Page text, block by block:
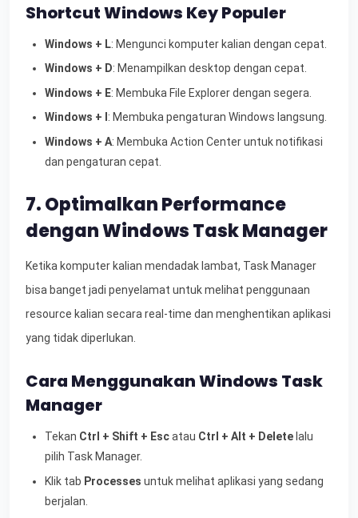
Shortcut Windows Key Populer
Windows + L: Mengunci komputer kalian dengan cepat.
Windows + D: Menampilkan desktop dengan cepat.
Windows + E: Membuka File Explorer dengan segera.
Windows + I : Membuka pengaturan Windows langsung.
Windows + A: Membuka Action Center untuk notifikasi
dan pengaturan cepat.
7. Optimalkan Performance
dengan Windows Task Manager
Ketika komputer kalian mendadak lambat, Task Manager
bisa banget jadi penyelamat untuk melihat penggunaan
resource kalian secara real-time dan menghentikan aplikasi
yang tidak diperlukan.
Cara Menggunakan Windows Task
Manager
Tekan Ctrl + Shift + Escatau Ctrl + Alt + Delete lalu
pilih Task Manager.
Klik tab Processes untuk melihat aplikasi yang sedang
berjalan.